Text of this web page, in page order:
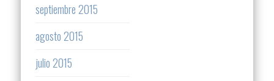
septiembre 2015
agosto 2015
julio 2015